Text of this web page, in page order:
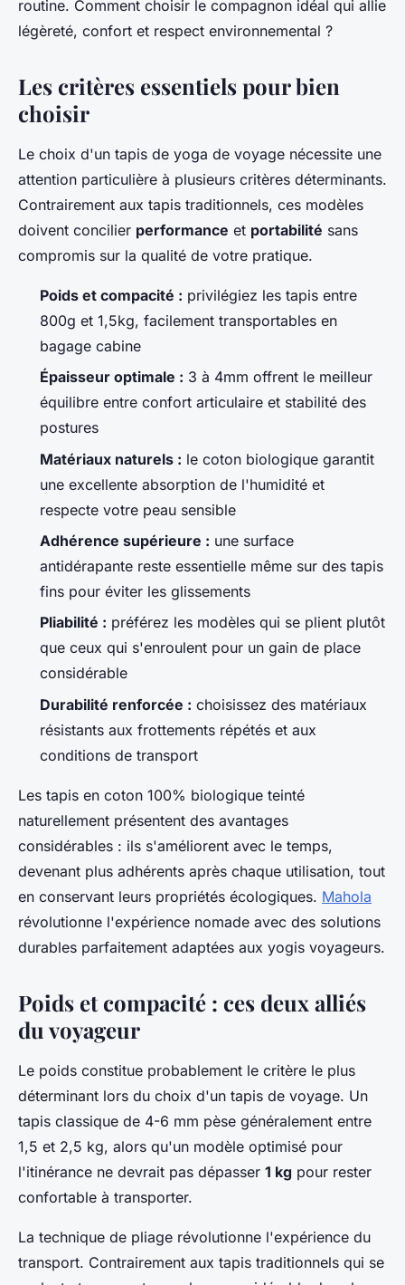
routine. Comment choisir le compagnon idéal qui allie
légèreté, confort et respect environnemental ?
Les critères essentiels pour bien
choisir
Le choix d'un tapis de yoga de voyage nécessite une
attention particulière à plusieurs critères déterminants.
Contrairement aux tapis traditionnels, ces modèles
doivent concilier performance et portabilité sans
compromis sur la qualité de votre pratique.
Poids et compacité : privilégiez les tapis entre
800g et 1,5kg, facilement transportables en
bagage cabine
Épaisseur optimale : 3 à 4mm offrent le meilleur
équilibre entre confort articulaire et stabilité des
postures
Matériaux naturels : le coton biologique garantit
une excellente absorption de l'humidité et
respecte votre peau sensible
Adhérence supérieure : une surface
antidérapante reste essentielle même sur des tapis
fins pour éviter les glissements
Pliabilité : préférez les modèles qui se plient plutôt
que ceux qui s'enroulent pour un gain de place
considérable
Durabilité renforcée : choisissez des matériaux
résistants aux frottements répétés et aux
conditions de transport
Les tapis en coton 100% biologique teinté
naturellement présentent des avantages
considérables : ils s'améliorent avec le temps,
devenant plus adhérents après chaque utilisation, tout
en conservant leurs propriétés écologiques. Mahola
révolutionne l'expérience nomade avec des solutions
durables parfaitement adaptées aux yogis voyageurs.
Poids et compacité : ces deux alliés
du voyageur
Le poids constitue probablement le critère le plus
déterminant lors du choix d'un tapis de voyage. Un
tapis classique de 4-6 mm pèse généralement entre
1,5 et 2,5 kg, alors qu'un modèle optimisé pour
l'itinérance ne devrait pas dépasser 1 kg pour rester
confortable à transporter.
La technique de pliage révolutionne l'expérience du
transport. Contrairement aux tapis traditionnels qui se